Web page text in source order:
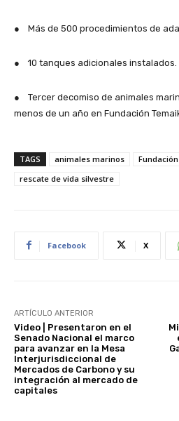
● Más de 500 procedimientos de
● 10 tanques adicionales instalados.
● Tercer decomiso de animales
menos de un año en Fundación
TAGS animales marinos
rescate de vida silvestre
Facebook X
ARTÍCULO ANTERIOR
Video | Presentaron en el
Senado Nacional el marco
para avanzar en la Mesa
Interjurisdiccional de
Mercados de Carbono y su
integración al mercado de
capitales